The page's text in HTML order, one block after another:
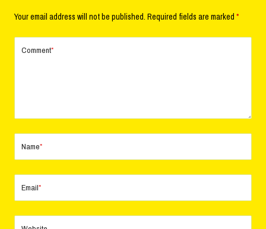
Your email address will not be published. Required fields are marked *
Comment*
Name*
Email*